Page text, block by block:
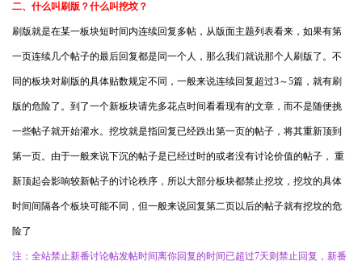
二、什么叫刷版？什么叫挖坟？
刷版就是在某一板块短时间内连续回复多帖，从版面主题列表看来，如果有第
一页连续几个帖子的最后回复都是同一个人，那么我们就说那个人刷版了。不
同的板块对刷版的具体贴数规定不同，一般来说连续回复超过3～5篇，就有刷
版的危险了。到了一个新板块请先多花点时间看看现有的文章，而不是随便挑
一些帖子就开始灌水。挖坟就是指回复已经跌出第一页的帖子，将其重新顶到
第一页。由于一般来说下沉的帖子是已经过时的或者没有讨论价值的帖子， 重
新顶起会影响较新帖子的讨论秩序，所以大部分板块都禁止挖坟，挖坟的具体
时间间隔各个板块可能不同，但一般来说回复第二页以后的帖子就有挖坟的危
险了
注：全站禁止新番讨论帖发帖时间离你回复的时间已超过7天则禁止回复，新番